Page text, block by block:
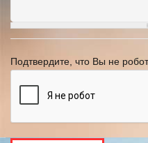
Подтвердите, что Вы не робот